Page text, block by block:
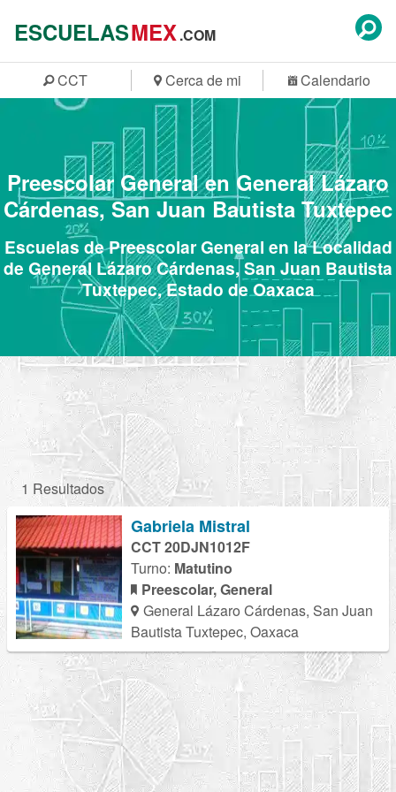
ESCUELASMEX.COM
CCT Cerca de mi Calendario
Preescolar General en General Lázaro
Cárdenas, San Juan Bautista Tuxtepec
Escuelas de Preescolar General en la Localidad
de General Lázaro Cárdenas, San Juan Bautista
Tuxtepec, Estado de Oaxaca
1 Resultados
Gabriela Mistral
CCT 20DJN1012F
Turno: Matutino
Preescolar, General
General Lázaro Cárdenas, San Juan
Bautista Tuxtepec, Oaxaca